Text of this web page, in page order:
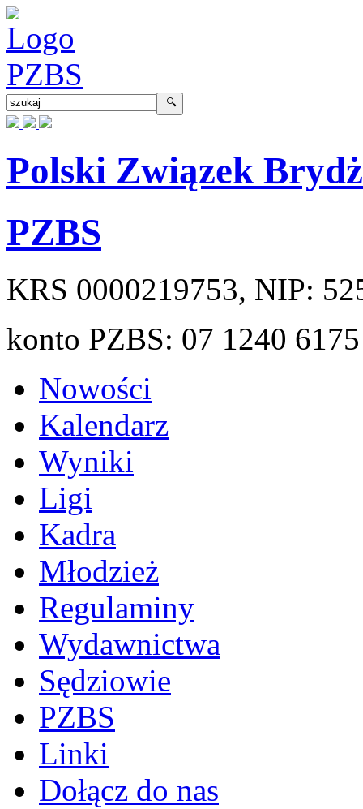
Polski Związek
PZBS
KRS 0000219753, NIP:
konto PZBS: 07 1240
Nowości
Kalendarz
Wyniki
Ligi
Kadra
Młodzież
Regulaminy
Wydawnictwa
Sędziowie
PZBS
Linki
Dołącz do nas